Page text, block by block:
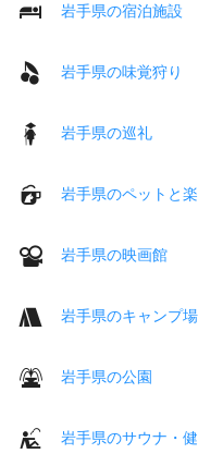
岩手県の宿泊施設
岩手県の味覚狩り
岩手県の巡礼
岩手県のペットと
岩手県の映画館
岩手県のキャンプ場
岩手県の公園
岩手県のサウナ・